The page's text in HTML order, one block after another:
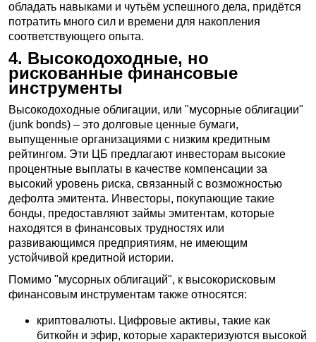
обладать навыками и чутьём успешного дела, придётся
потратить много сил и времени для накопления
соответствующего опыта.
4. Высокодоходные, но
рискованные финансовые
инструменты
Высокодоходные облигации, или "мусорные облигации"
(junk bonds) – это долговые ценные бумаги,
выпущенные организациями с низким кредитным
рейтингом. Эти ЦБ предлагают инвесторам высокие
процентные выплаты в качестве компенсации за
высокий уровень риска, связанный с возможностью
дефолта эмитента. Инвесторы, покупающие такие
бонды, предоставляют займы эмитентам, которые
находятся в финансовых трудностях или
развивающимся предприятиям, не имеющим
устойчивой кредитной истории.
Помимо "мусорных облигаций", к высокорисковым
финансовым инструментам также относятся:
криптовалюты. Цифровые активы, такие как
биткойн и эфир, которые характеризуются высокой